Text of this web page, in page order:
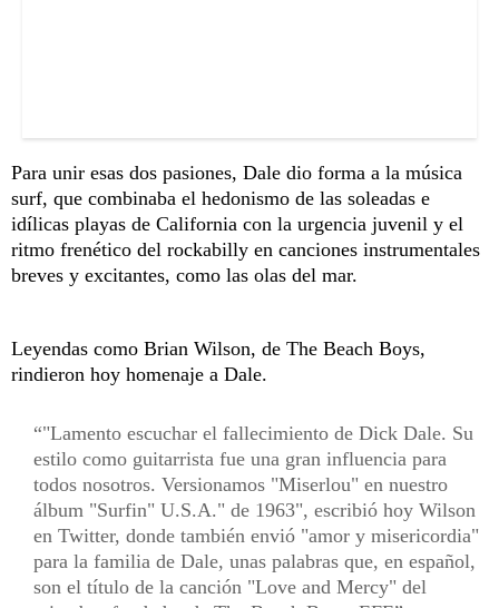
Para unir esas dos pasiones, Dale dio forma a la música
surf, que combinaba el hedonismo de las soleadas e
idílicas playas de California con la urgencia juvenil y el
ritmo frenético del rockabilly en canciones instrumentales
breves y excitantes, como las olas del mar.
Leyendas como Brian Wilson, de The Beach Boys,
rindieron hoy homenaje a Dale.
"Lamento escuchar el fallecimiento de Dick Dale. Su
estilo como guitarrista fue una gran influencia para
todos nosotros. Versionamos "Miserlou" en nuestro
álbum "Surfin" U.S.A." de 1963", escribió hoy Wilson
en Twitter, donde también envió "amor y misericordia"
para la familia de Dale, unas palabras que, en español,
son el título de la canción "Love and Mercy" del